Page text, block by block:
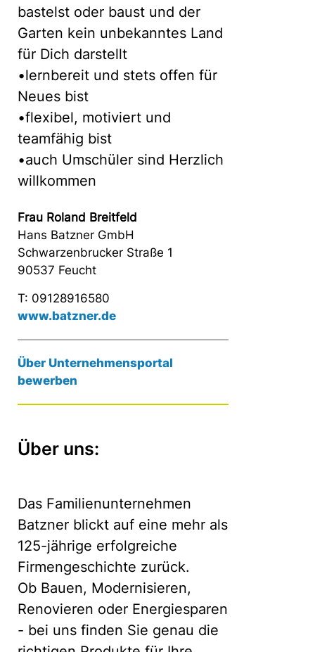
bastelst oder baust und der
Garten kein unbekanntes Land
für Dich darstellt
•lernbereit und stets offen für
Neues bist
•flexibel, motiviert und
teamfähig bist
•auch Umschüler sind Herzlich
willkommen
Frau Roland Breitfeld
Hans Batzner GmbH
Schwarzenbrucker Straße 1
90537 Feucht
T: 09128916580
www.batzner.de
Über Unternehmensportal
bewerben
Über uns:
Das Familienunternehmen
Batzner blickt auf eine mehr als
125-jährige erfolgreiche
Firmengeschichte zurück.
Ob Bauen, Modernisieren,
Renovieren oder Energiesparen
- bei uns finden Sie genau die